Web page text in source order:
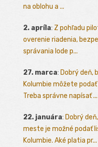
na oblohu a ...
2. apríla: Z pohľadu
overenie riadenia,
správania lode p...
27. marca: Dobrý deň,
Kolumbie môžete
Treba správne napísať ...
22. januára: Dobrý
meste je možné podať
Kolumbie. Aké platia pr...